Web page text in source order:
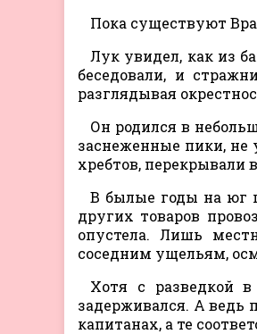
Пока существуют
Лук увидел, как из
беседовали, и
разглядывая
Он родился в
заснеженные пики, не
хребтов, перекрывали
В былые годы на юг
других товаров
опустела. Лишь
соседним ущельям,
Хотя с разведкой в
задерживался. А ведь
капитанах, а те